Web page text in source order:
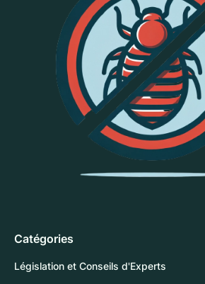
Catégories
Législation et Conseils d'Experts